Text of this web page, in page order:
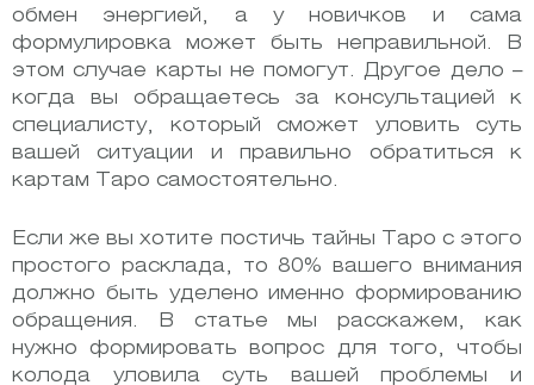
обмен энергией, а у новичков и сама
формулировка может быть неправильной. В
этом случае карты не помогут. Другое дело –
когда вы обращаетесь за консультацией к
специалисту, который сможет уловить суть
вашей ситуации и правильно обратиться к
картам Таро самостоятельно.
Если же вы хотите постичь тайны Таро с этого
простого расклада, то 80% вашего внимания
должно быть уделено именно формированию
обращения. В статье мы расскажем, как
нужно формировать вопрос для того, чтобы
колода уловила суть вашей проблемы и